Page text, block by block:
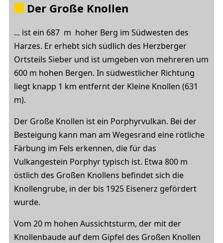
Der Große Knollen
... ist ein 687 m hoher Berg im Südwesten des
Harzes. Er erhebt sich südlich des Herzberger
Ortsteils Sieber und ist umgeben von mehreren um
600 m hohen Bergen. In südwestlicher Richtung
liegt knapp 1 km entfernt der Kleine Knollen (631
m).
Der Große Knollen ist ein Porphyrvulkan. Bei der
Besteigung kann man am Wegesrand eine rötliche
Färbung im Fels erkennen, die für das
Vulkangestein Porphyr typisch ist. Etwa 800 m
östlich des Großen Knollens befindet sich die
Knollengrube, in der bis 1925 Eisenerz gefördert
wurde.
Vom 20 m hohen Aussichtsturm, der mit der
Knollenbaude auf dem Gipfel des Großen Knollen